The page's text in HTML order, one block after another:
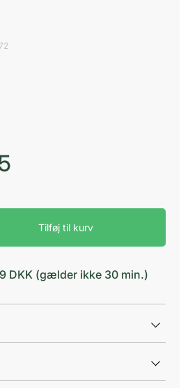
Tilføj til kurv
DKK (gælder ikke 30 min.)